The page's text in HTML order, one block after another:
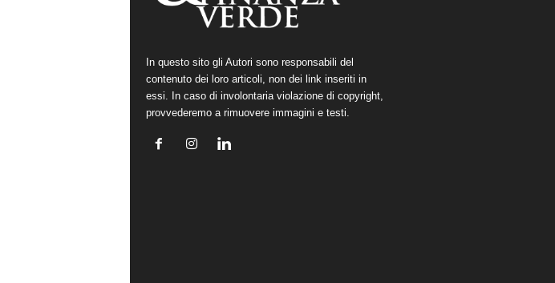
In questo sito gli Autori sono responsabili del
contenuto dei loro articoli, non dei link inseriti in
essi. In caso di involontaria violazione di copyright,
provvederemo a rimuovere immagini e testi.